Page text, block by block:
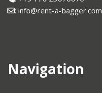
: info@rent-a-bagger.com
Navigation